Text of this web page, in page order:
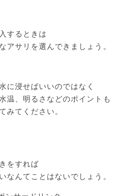
するときは
アサリを選んできましょう。
に浸せばいいのではなく
温、明るさなどのポイントも
みてください。
をすれば
なんてことはないでしょう。